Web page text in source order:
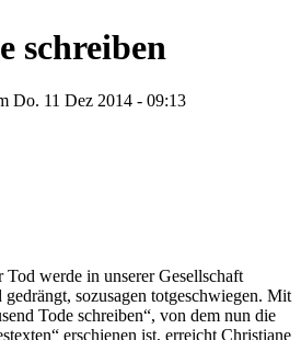
schreiben
Do. 11 Dez 2014 - 09:13
werde in unserer Gesellschaft
sozusagen totgeschwiegen. Mit
Tode schreiben“, von dem nun die
erschienen ist, erreicht Christiane